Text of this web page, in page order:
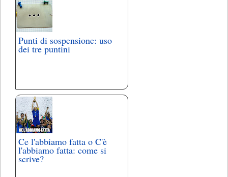
Punti di sospensione: uso
dei tre puntini
Ce l'abbiamo fatta o C'è
l'abbiamo fatta: come si
scrive?